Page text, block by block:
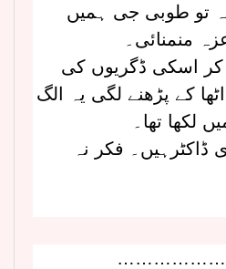
تو طوبی جی ہمیں
منمنائی۔
کر اسکی ڈگریوں کی
کے پڑھنے لگی یہ الگ
لکھا تھا۔
ڈاکٹرہیں۔ فکر نہ